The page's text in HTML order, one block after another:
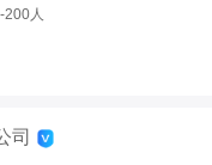
200人
司